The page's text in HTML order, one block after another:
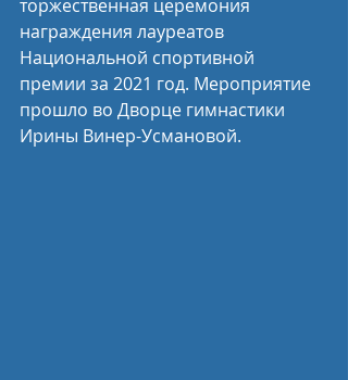
торжественная церемония
награждения лауреатов
Национальной спортивной
премии за 2021 год. Мероприятие
прошло во Дворце гимнастики
Ирины Винер-Усмановой.